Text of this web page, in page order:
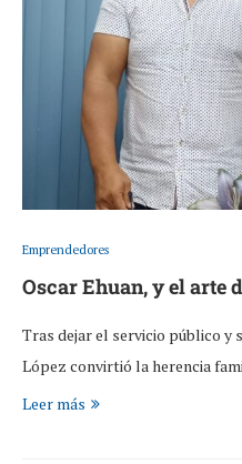
Emprendedores
Oscar Ehuan, y el arte
Tras dejar el servicio público y
López convirtió la herencia
Leer más